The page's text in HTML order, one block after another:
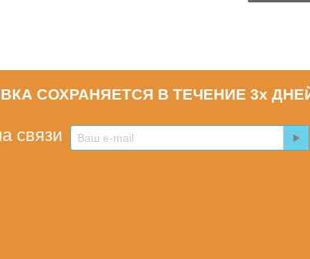
СОХРАНЯЕТСЯ В ТЕЧЕНИЕ 3х
связи